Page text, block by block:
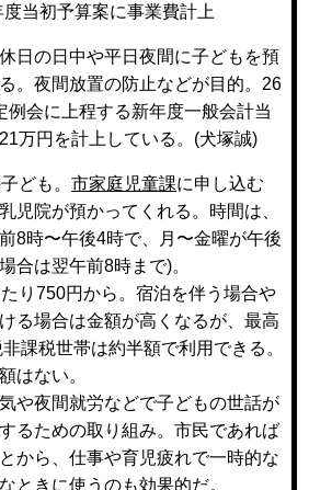
度当初予算案に事業費計上
日の日中や平日夜間に子どもを預
。夜間放置の防止などが目的。26
例会に上程する新年度一般会計当
万円を計上している。(犬塚誠)
ども。市家庭児童課に申し込む
児院が預かってくれる。時間は、
8時〜午後4時で、月〜金曜が午後
合は翌午前8時まで)。
り750円から。宿泊を伴う場合や
る場合は金額が高くなるが、最高
課税世帯は約半額で利用できる。
はない。
や夜間就労などで子どもの世話が
るための取り組み。市民であれば
から、仕事や育児疲れで一時的な
ときに使うのも効果的だ。